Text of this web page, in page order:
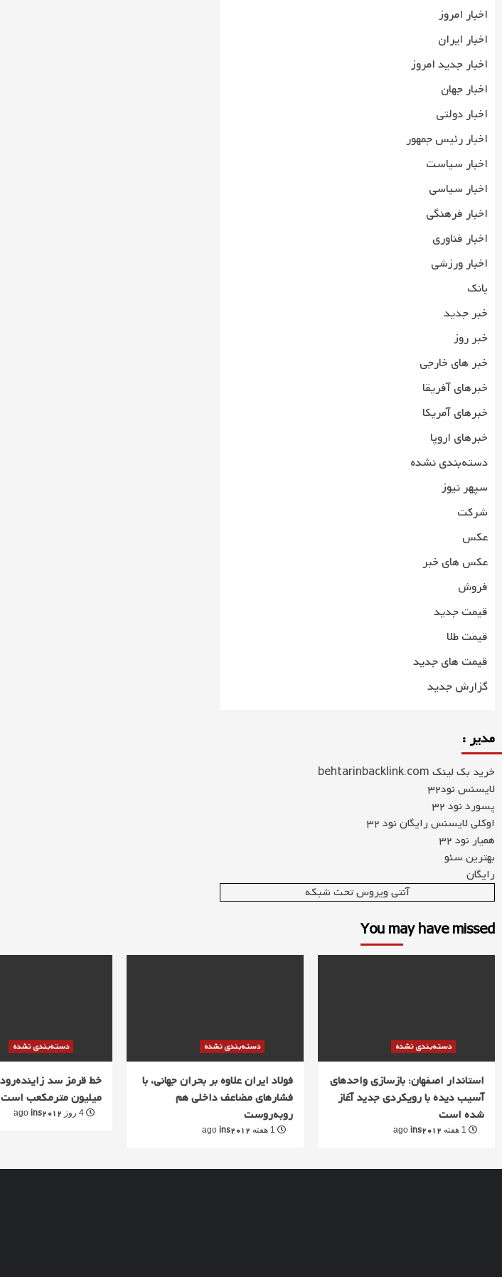
اخبار امروز
اخبار ایران
اخبار جدید امروز
اخبار جهان
اخبار دولتی
اخبار رئیس جمهور
اخبار سیاست
اخبار سیاسی
اخبار فرهنگی
اخبار فناوری
اخبار ورزشی
بانک
خبر جدید
خبر روز
خبر های خارجی
خبرهای آفریقا
خبرهای آمریکا
خبرهای اروپا
دسته‌بندی نشده
سپهر نیوز
شرکت
عکس
عکس های خبر
فروش
قیمت جدید
قیمت طلا
قیمت های جدید
گزارش جدید
مدیر :
خرید بک لینک behtarinbacklink.com
لایسنس نود32
پسورد نود 32
اوکلی لایسنس رایگان نود 32
همیار نود 32
بهترین سئو
رایگان
آنتی ویروس تحت شبکه
You may have missed
دسته‌بندی نشده
میلیون مترمکعب است
4 روز ago ins2012
دسته‌بندی نشده
فولاد ایران علاوه بر بحران جهانی، با
فشارهای مضاعف داخلی هم
روبه‌روست
1 هفته ago ins2012
دسته‌بندی نشده
استاندار اصفهان: بازسازی واحدهای
آسیب دیده با رویکردی جدید آغاز
شده است
ins2012